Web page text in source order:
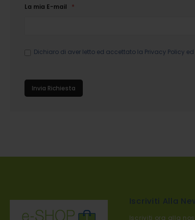
La mia E-mail
Dichiaro di aver letto ed accettato la Privacy Policy
Invia Richiesta
Iscriviti ora alla